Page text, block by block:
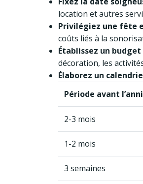
location et autres
Privilégiez une fête
coûts liés à la
Établissez un budget
décoration, les
Élaborez un
Période avant
2-3 mois
1-2 mois
3 semaines